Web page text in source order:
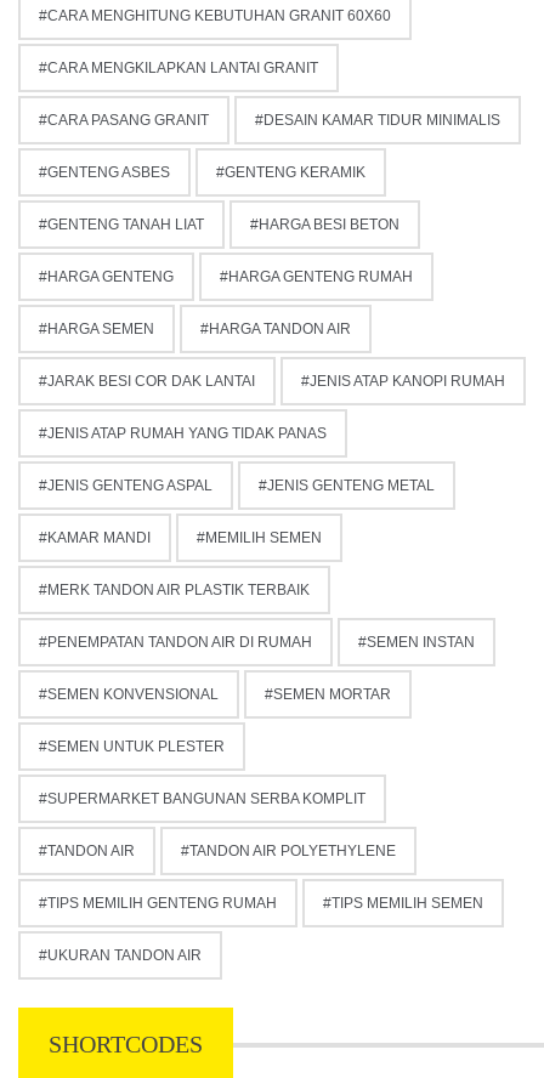
CARA MENGHITUNG KEBUTUHAN GRANIT 60X60
CARA MENGKILAPKAN LANTAI GRANIT
CARA PASANG GRANIT DESAIN KAMAR TIDUR MINIMALIS
GENTENG ASBES GENTENG KERAMIK
GENTENG TANAH LIAT HARGA BESI BETON
HARGA GENTENG HARGA GENTENG RUMAH
HARGA SEMEN HARGA TANDON AIR
JARAK BESI COR DAK LANTAI JENIS ATAP KANOPI RUMAH
JENIS ATAP RUMAH YANG TIDAK PANAS
JENIS GENTENG ASPAL JENIS GENTENG METAL
KAMAR MANDI MEMILIH SEMEN
MERK TANDON AIR PLASTIK TERBAIK
PENEMPATAN TANDON AIR DI RUMAH SEMEN INSTAN
SEMEN KONVENSIONAL SEMEN MORTAR
SEMEN UNTUK PLESTER
SUPERMARKET BANGUNAN SERBA KOMPLIT
TANDON AIR TANDON AIR POLYETHYLENE
TIPS MEMILIH GENTENG RUMAH TIPS MEMILIH SEMEN
UKURAN TANDON AIR
SHORTCODES